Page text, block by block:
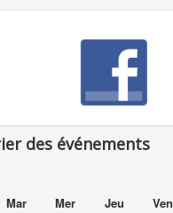
des événements
Mar Mer Jeu Ven